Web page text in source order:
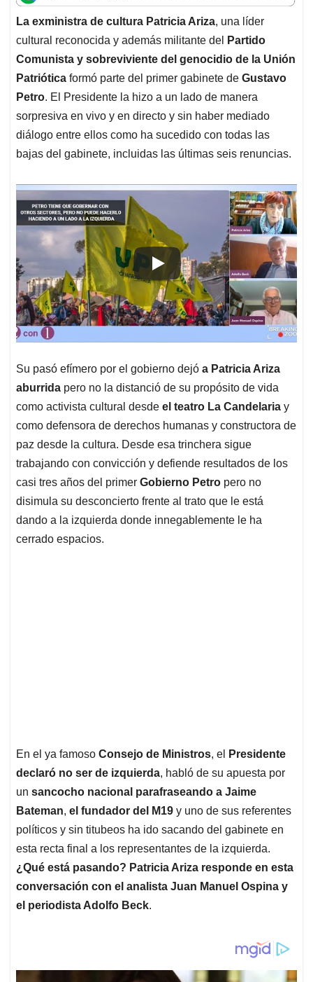
t
s
A
p
p
e
b
o
o
k
k
e
d
I
n
i
l
e
a
d
s
La exministra de cultura Patricia Ariza, una líder
cultural reconocida y además militante del
Partido
Comunista y sobreviviente del genocidio de la Unión
Patriótica formó parte del primer gabinete de Gustavo
Petro. El Presidente la hizo a un lado de manera
sorpresiva en vivo y en directo y sin haber mediado
diálogo entre ellos como ha sucedido con todas las
bajas del gabinete, incluidas las últimas seis renuncias.
Su pasó efímero por el gobierno dejó a Patricia Ariza
aburrida pero no la distanció de su propósito de vida
como activista cultural desde el teatro La Candelaria y
como defensora de derechos humanas y constructora de
paz desde la cultura. Desde esa trinchera sigue
trabajando con convicción y defiende resultados de los
casi tres años del primer Gobierno Petro pero no
disimula su desconcierto frente al trato que le está
dando a la izquierda donde innegablemente le ha
cerrado espacios.
En el ya famoso Consejo de Ministros, el
Presidente
declaró no ser de izquierda, habló de su apuesta por
un sancocho nacional parafraseando a Jaime
Bateman, el fundador del M19 y uno de sus referentes
políticos y sin titubeos ha ido sacando del gabinete en
esta recta final a los representantes de la izquierda.
¿Qué está pasando? Patricia Ariza responde en esta
conversación con el analista Juan Manuel Ospina y
el periodista Adolfo Beck.